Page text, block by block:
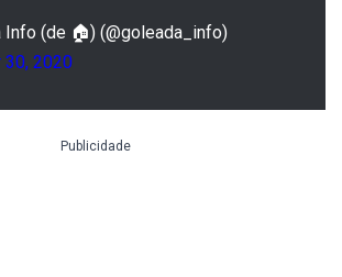
Info (de 🏠) (@goleada_info)
30, 2020
Publicidade